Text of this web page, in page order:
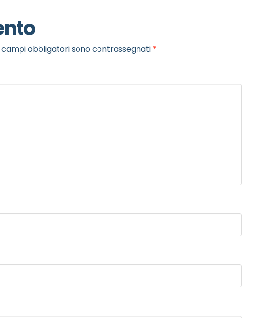
campi obbligatori sono contrassegnati *